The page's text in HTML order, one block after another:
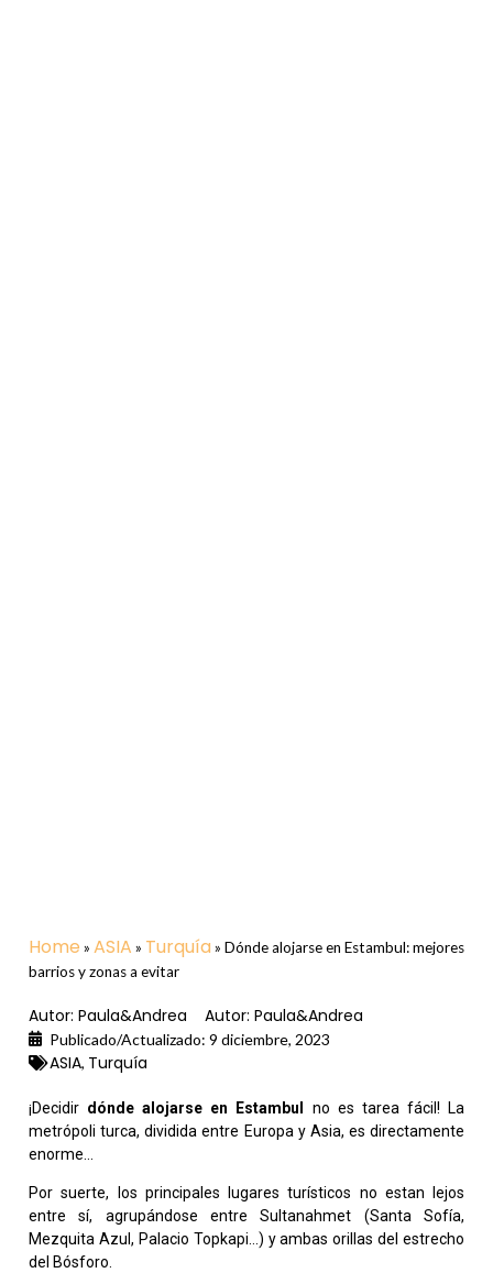
Home » ASIA » Turquía » Dónde alojarse en Estambul: mejores
barrios y zonas a evitar
Autor: Paula&Andrea Autor: Paula&Andrea
Publicado/Actualizado: 9 diciembre, 2023
ASIA, Turquía
¡Decidir dónde alojarse en Estambul no es tarea fácil! La
metrópoli turca, dividida entre Europa y Asia, es directamente
enorme…
Por suerte, los principales lugares turísticos no estan lejos
entre sí, agrupándose entre Sultanahmet (Santa Sofía,
Mezquita Azul, Palacio Topkapi…) y ambas orillas del estrecho
del Bósforo.